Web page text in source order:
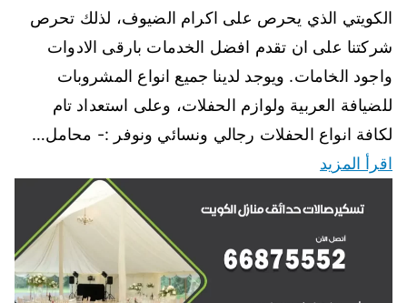
الكويتي الذي يحرص على اكرام الضيوف، لذلك تحرص
شركتنا على ان تقدم افضل الخدمات بارقى الادوات
واجود الخامات. ويوجد لدينا جميع انواع المشروبات
للضيافة العربية ولوازم الحفلات، وعلى استعداد تام
لكافة انواع الحفلات رجالي ونسائي ونوفر :- محامل…
اقرأ المزيد